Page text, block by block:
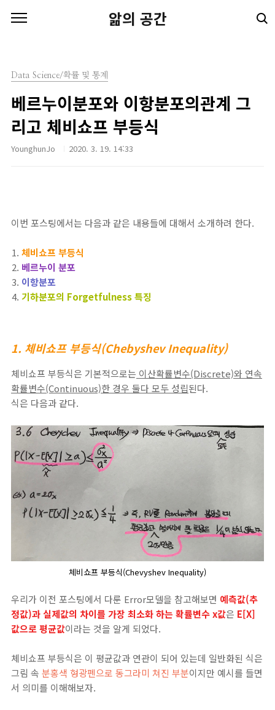
앎의 공간
Data Science/확률 및 통계
베르누이분포와 이항분포의관계 그
리고 체비쇼프 부등식
YounghunJo 2020. 3. 19. 14:33
이번 포스팅에서는 다음과 같은 내용들에 대해서 소개하려 한다.
체비쇼프 부등식
베르누이 분포
이항분포
기하분포의 Forgetfulness 특징
1. 체비쇼프 부등식(Chebyshev Inequality)
체비쇼프 부등식은 기본적으로는 이산확률변수(Discrete)와 연속
확률변수(Continuous)한 경우 둘다 모두 성립된다.
식은 다음과 같다.
체비쇼프 부등식(Chevyshev Inequality)
우리가 이전 포스팅에서 다룬 Error모델을 참고해보면 예측값(추
정값)과 실제값의 차이를 가장 최소화 하는 확률변수 x값은 E[X]
값으로 평균값이라는 것을 알게 되었다.
체비쇼프 부등식은 이 평균값과 연관이 되어 있는데 일반화된 식은
그림 속 분홍색 형광펜으로 동그라미 쳐진 부분이지만 예시를 들면
서 의미를 이해해보자.